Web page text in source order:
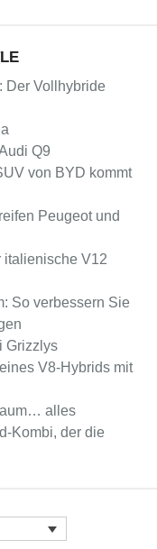
Der Vollhybride
Q9
von BYD kommt
Peugeot und
italienische V12
So verbessern Sie
Grizzlys
V8-Hybrids mit
alles
Kombi, der die